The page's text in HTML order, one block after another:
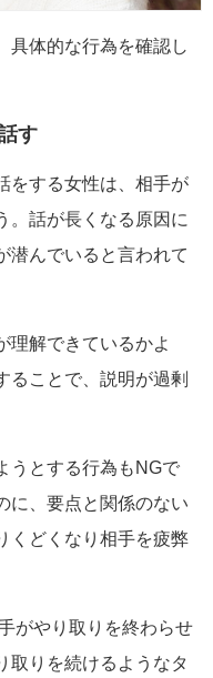
具体的な行為を確認し
す
をする女性は、相手が
。話が長くなる原因に
潜んでいると言われて
理解できているかよ
ることで、説明が過剰
うとする行為もNGで
に、要点と関係のない
くどくなり相手を疲弊
がやり取りを終わらせ
取りを続けるようなタ